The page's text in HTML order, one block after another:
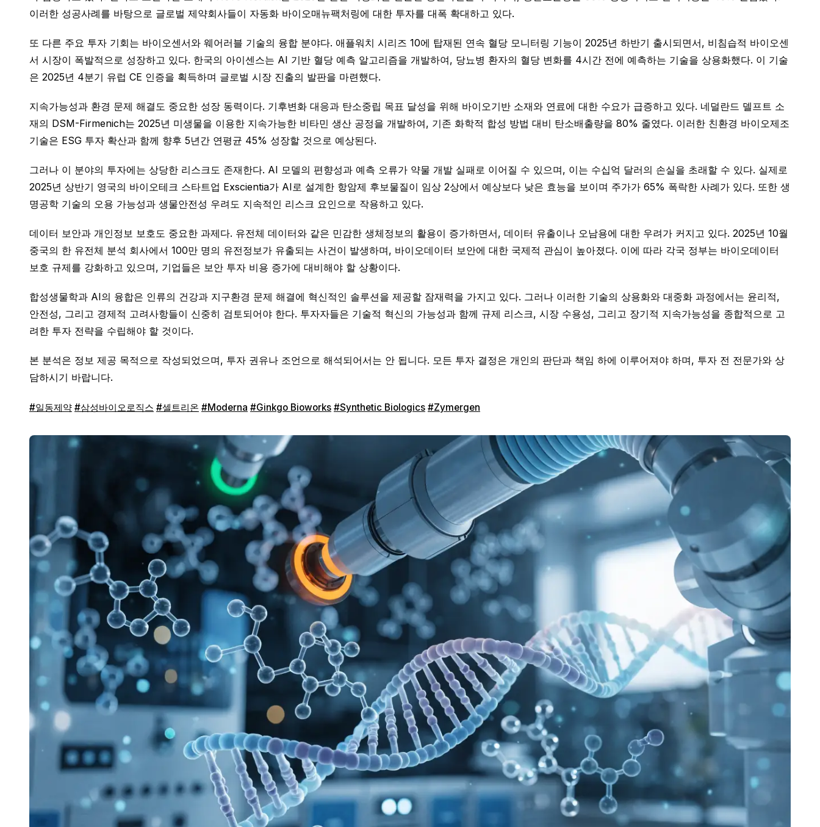
이러한 성공사례를 바탕으로 글로벌 제약회사들이 자동화 바이오매뉴팩처링에 대한 투자를 대폭 확대하고 있다.
또 다른 주요 투자 기회는 바이오센서와 웨어러블 기술의 융합 분야다. 애플워치 시리즈 10에 탑재된 연속 혈당 모니터링 기능이 2025년 하반기 출시되면서, 비침습적 바이오센
서 시장이 폭발적으로 성장하고 있다. 한국의 아이센스는 AI 기반 혈당 예측 알고리즘을 개발하여, 당뇨병 환자의 혈당 변화를 4시간 전에 예측하는 기술을 상용화했다. 이 기술
은 2025년 4분기 유럽 CE 인증을 획득하며 글로벌 시장 진출의 발판을 마련했다.
지속가능성과 환경 문제 해결도 중요한 성장 동력이다. 기후변화 대응과 탄소중립 목표 달성을 위해 바이오기반 소재와 연료에 대한 수요가 급증하고 있다. 네덜란드 델프트 소
재의 DSM-Firmenich는 2025년 미생물을 이용한 지속가능한 비타민 생산 공정을 개발하여, 기존 화학적 합성 방법 대비 탄소배출량을 80% 줄였다. 이러한 친환경 바이오제조
기술은 ESG 투자 확산과 함께 향후 5년간 연평균 45% 성장할 것으로 예상된다.
그러나 이 분야의 투자에는 상당한 리스크도 존재한다. AI 모델의 편향성과 예측 오류가 약물 개발 실패로 이어질 수 있으며, 이는 수십억 달러의 손실을 초래할 수 있다. 실제로
2025년 상반기 영국의 바이오테크 스타트업 Exscientia가 AI로 설계한 항암제 후보물질이 임상 2상에서 예상보다 낮은 효능을 보이며 주가가 65% 폭락한 사례가 있다. 또한 생
명공학 기술의 오용 가능성과 생물안전성 우려도 지속적인 리스크 요인으로 작용하고 있다.
데이터 보안과 개인정보 보호도 중요한 과제다. 유전체 데이터와 같은 민감한 생체정보의 활용이 증가하면서, 데이터 유출이나 오남용에 대한 우려가 커지고 있다. 2025년 10월
중국의 한 유전체 분석 회사에서 100만 명의 유전정보가 유출되는 사건이 발생하며, 바이오데이터 보안에 대한 국제적 관심이 높아졌다. 이에 따라 각국 정부는 바이오데이터
보호 규제를 강화하고 있으며, 기업들은 보안 투자 비용 증가에 대비해야 할 상황이다.
합성생물학과 AI의 융합은 인류의 건강과 지구환경 문제 해결에 혁신적인 솔루션을 제공할 잠재력을 가지고 있다. 그러나 이러한 기술의 상용화와 대중화 과정에서는 윤리적,
안전성, 그리고 경제적 고려사항들이 신중히 검토되어야 한다. 투자자들은 기술적 혁신의 가능성과 함께 규제 리스크, 시장 수용성, 그리고 장기적 지속가능성을 종합적으로 고
려한 투자 전략을 수립해야 할 것이다.
본 분석은 정보 제공 목적으로 작성되었으며, 투자 권유나 조언으로 해석되어서는 안 됩니다. 모든 투자 결정은 개인의 판단과 책임 하에 이루어져야 하며, 투자 전 전문가와 상
담하시기 바랍니다.
#일동제약 #삼성바이오로직스 #셀트리온 #Moderna #Ginkgo Bioworks #Synthetic Biologics #Zymergen